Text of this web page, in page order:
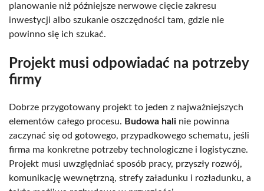
planowanie niż późniejsze nerwowe cięcie zakresu
inwestycji albo szukanie oszczędności tam, gdzie nie
powinno się ich szukać.
Projekt musi odpowiadać na potrzeby
firmy
Dobrze przygotowany projekt to jeden z najważniejszych
elementów całego procesu. Budowa hali nie powinna
zaczynać się od gotowego, przypadkowego schematu, jeśli
firma ma konkretne potrzeby technologiczne i logistyczne.
Projekt musi uwzględniać sposób pracy, przyszły rozwój,
komunikację wewnętrzną, strefy załadunku i rozładunku, a